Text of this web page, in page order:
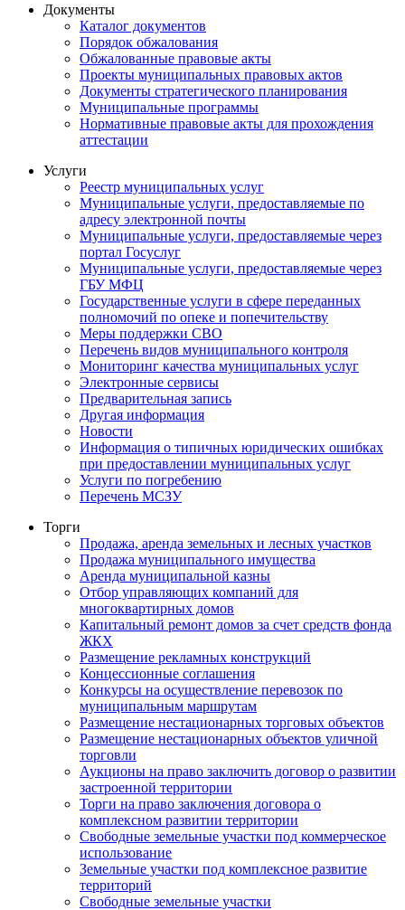
Документы
Каталог документов
Порядок обжалования
Обжалованные правовые акты
Проекты муниципальных правовых актов
Документы стратегического планирования
Муниципальные программы
Нормативные правовые акты для прохождения
аттестации
Услуги
Реестр муниципальных услуг
Муниципальные услуги, предоставляемые по
адресу электронной почты
Муниципальные услуги, предоставляемые через
портал Госуслуг
Муниципальные услуги, предоставляемые через
ГБУ МФЦ
Государственные услуги в сфере переданных
полномочий по опеке и попечительству
Меры поддержки СВО
Перечень видов муниципального контроля
Мониторинг качества муниципальных услуг
Электронные сервисы
Предварительная запись
Другая информация
Новости
Информация о типичных юридических ошибках
при предоставлении муниципальных услуг
Услуги по погребению
Перечень МСЗУ
Торги
Продажа, аренда земельных и лесных участков
Продажа муниципального имущества
Аренда муниципальной казны
Отбор управляющих компаний для
многоквартирных домов
Капитальный ремонт домов за счет средств фонда
ЖКХ
Размещение рекламных конструкций
Концессионные соглашения
Конкурсы на осуществление перевозок по
муниципальным маршрутам
Размещение нестационарных торговых объектов
Размещение нестационарных объектов уличной
торговли
Аукционы на право заключить договор о развитии
застроенной территории
Торги на право заключения договора о
комплексном развитии территории
Свободные земельные участки под коммерческое
использование
Земельные участки под комплексное развитие
территорий
Свободные земельные участки